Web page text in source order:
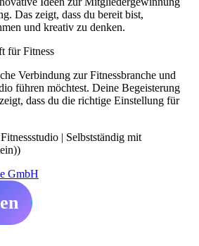
Das zeigt, dass du bereit bist,
und kreativ zu denken.
für Fitness
Verbindung zur Fitnessbranche und
führen möchtest. Deine Begeisterung
dass du die richtige Einstellung für
| Selbstständig mit
GmbH